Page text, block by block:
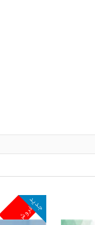
پرفروش
جدید